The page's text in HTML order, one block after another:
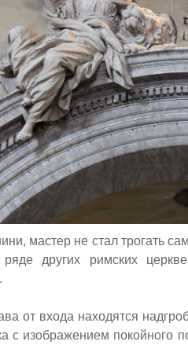
мастер не стал трогать
ряде других римских
от входа находятся
с изображением покойного